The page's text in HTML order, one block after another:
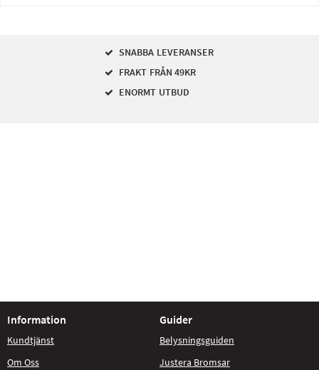
SNABBA LEVERANSER
FRAKT FRÅN 49KR
ENORMT UTBUD
Information
Kundtjänst
Om Oss
Guider
Belysningsguiden
Justera Bromsar